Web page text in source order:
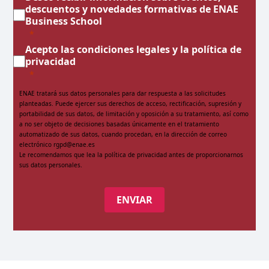
descuentos y novedades formativas de ENAE
Business School
Acepto las condiciones legales y la política de
privacidad
ENAE tratará sus datos personales para dar respuesta a las solicitudes
planteadas. Puede ejercer sus derechos de acceso, rectificación, supresión y
portabilidad de sus datos, de limitación y oposición a su tratamiento, así como
a no ser objeto de decisiones basadas únicamente en el tratamiento
automatizado de sus datos, cuando procedan, en la dirección de correo
electrónico rgpd@enae.es
Le recomendamos que lea lapolítica de privacidad antes de proporcionarnos
sus datos personales.
ENVIAR